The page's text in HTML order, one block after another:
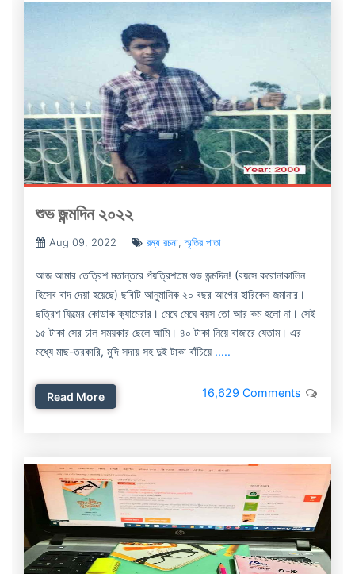
শুভ জন্মদিন ২০২২
Aug 09, 2022 রম্য রচনা,স্মৃতির পাতা
আজ আমার তেত্রিশ মতান্তরে পঁয়ত্রিশতম শুভ জন্মদিন! (বয়সে করোনাকালিন
হিসেব বাদ দেয়া হয়েছে) ছবিটি আনুমানিক ২০ বছর আগের হারিকেন জমানার।
ছত্রিশ ফিল্মের কোডাক ক্যামেরার। মেঘে মেঘে বয়স তো আর কম হলো না। সেই
১৫ টাকা সের চাল সময়কার ছেলে আমি। ৪০ টাকা নিয়ে বাজারে যেতাম। এর
মধ্যে মাছ-তরকারি, মুদি সদায় সহ দুই টাকা বাঁচিয়ে .....
Read More 16,629 Comments